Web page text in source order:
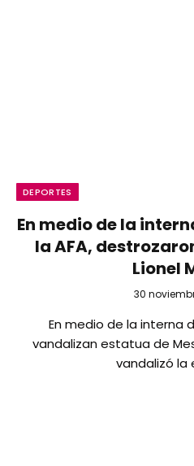
DEPORTES
En medio de la
la AFA,
Lionel
30
En medio de la interna
vandalizan estatua de
vandalizó la